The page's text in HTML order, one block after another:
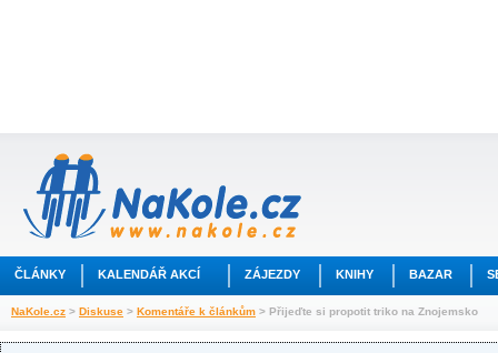
ČLÁNKY KALENDÁŘ AKCÍ ZÁJEZDY KNIHY BAZAR
NaKole.cz > Diskuse > Komentáře k článkům > Přijeďte si propotit triko na Znojemsko